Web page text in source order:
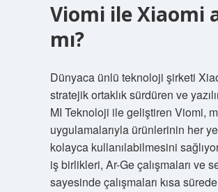
Viomi ile Xiaomi
mı?
Dünyaca ünlü teknoloji şirketi
stratejik ortaklık sürdüren ve
MI Teknoloji ile geliştiren Viomi,
uygulamalarıyla ürünlerinin her
kolayca kullanılabilmesini
iş birlikleri, Ar-Ge çalışmaları ve
sayesinde çalışmaları kısa